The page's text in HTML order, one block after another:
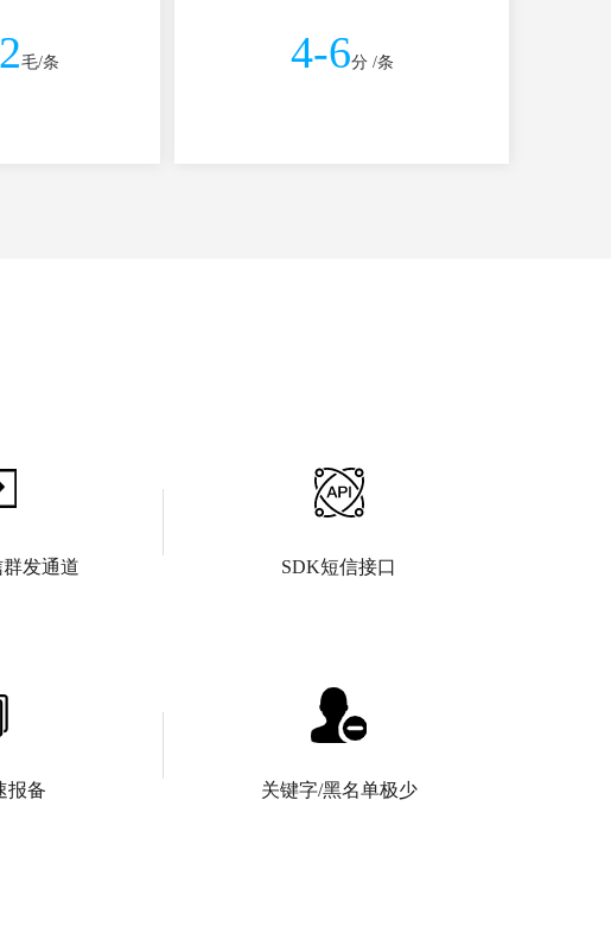
毛/条 4-6分 /条
发通道
106短信接收号，
大量群发。帮助客
SDK短信接口
SDK短信接口
短信短信平台API简单明了，10分钟轻松搞定
接入！短信接口支持JAVA、C++、Python、
言，完美实现二次开发短信群发平台接入快
报备 关键字/黑名单极少